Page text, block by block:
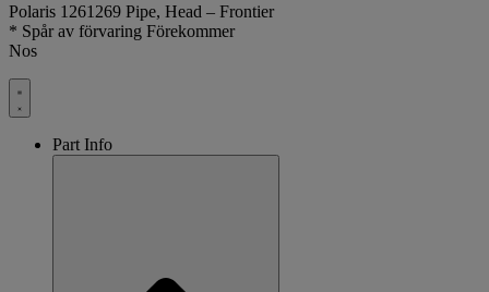
Polaris 1261269 Pipe, Head – Frontier
* Spår av förvaring Förekommer
Nos
Part Info